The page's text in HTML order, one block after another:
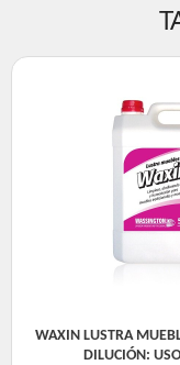
WAXIN LUSTRA
DILUCIÓN: